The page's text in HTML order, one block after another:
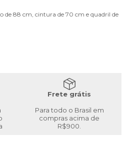
de 88 cm, cintura de 70 cm e quadril de
Frete grátis
Para todo o Brasil em
compras acima de
R$900.